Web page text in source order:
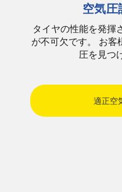
空気
タイヤの性能を発揮
が不可欠です。 お客
圧を見つ
適正空